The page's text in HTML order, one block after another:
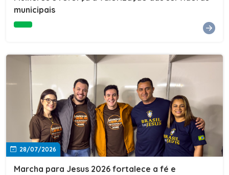
Cultura, Esporte e Lazer, Paulo Thomas, prestigiou os
compromisso da nossa gestão com a inclusão,
oferecendo a jovens e adultos a oportunidade de
concluir seus estudos e construir um futuro melhor.
Cada certificado entregue simboliza esforço,
determinação e a certeza de que investir em educação
é investir no desenvolvimento de Sete Barras."A
Prefeitura de Sete Barras também agradeceu ao SESI,
parceiro fundamental na retomada e ampliação da
Educação de Jovens e Adultos, aos professores, à
equipe da Secretaria Municipal de Educação e a todos
os profissionais que contribuíram para que esse
importante projeto voltasse a transformar a vida de
municipais
28/07/2026
Marcha para Jesus 2026 fortalece a fé e